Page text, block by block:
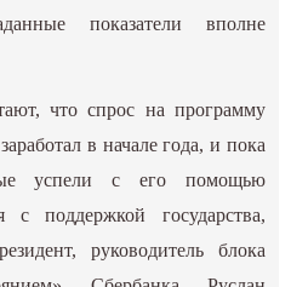
показатели вполне
что спрос на программу
в начале года, и пока
успели с его помощью
с поддержкой государства,
руководитель блока